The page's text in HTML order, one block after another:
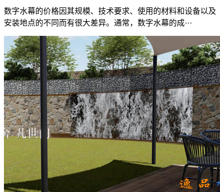
数字水幕的价格因其规模、技术要求、使用的材料和设备以及
安装地点的不同而有很大差异。通常，数字水幕的成···